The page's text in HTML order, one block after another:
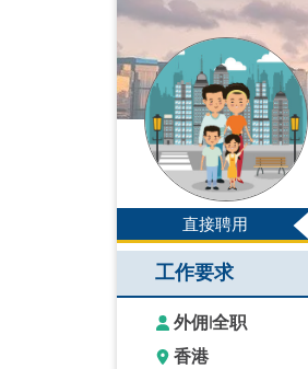
直接聘用
工作要求
外佣|全职
香港